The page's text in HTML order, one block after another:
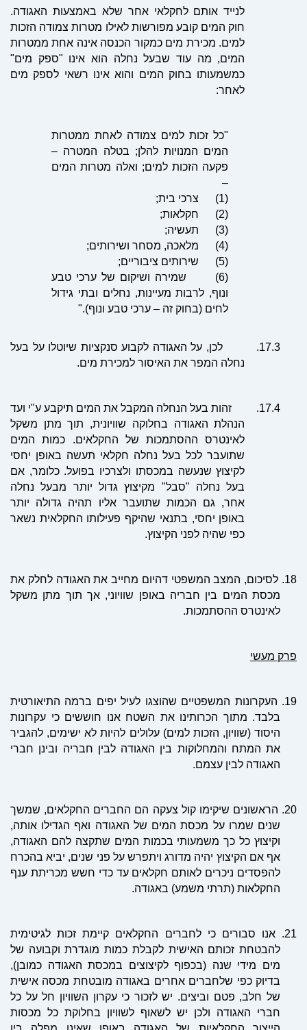
לנייד אותם לחקלאי אחר שלא באמצעות האגודה.
חוק המים קובע מפורשות לאילו מטרות צמודה הזכות
למים. מכירת מים כמקור הכנסה אינה אחת ממטרות
המים, מה עוד שבעל נחלה הוא אינו "ספק מים"
כמשמעותו בחוק המים והוא אינו רשאי לספק מים
לאחר:
"כל זכות למים צמודה לאחת ממטרות
המים המנויות להלן; בטלה המטרה –
פקעה הזכות למים; ואלה מטרות המים
–
(1)
צרכי בית;
(2)
חקלאות;
(3)
תעשיה;
(4)
מלאכה, מסחר ושירותים;
(5)
שירותים ציבוריים;
(6)
שמירה ושיקום של ערכי טבע
ונוף, לרבות מעיינות, נחלים ובתי גידול
לחים (בחוק זה – ערכי טבע ונוף)."
17.3. לכן, על האגודה לקבוע סנקציות שיוטלו על בעל
נחלה המפר את האיסור למכירת מים.
17.4.
זהות בעל הנחלה המקבל את המים תיקבע ע"י ועד
הנהלת האגודה בחלוקה שוויונית, תוך מתן משקל
לאינטרס ההסתמכות של החקלאים. כמות המים
שתועבר לכל בעל נחלה חקלאי תעשה באופן יחסי
לקיצוץ שנעשה במכסתו ולצרכיו בפועל. כלומר, אם
בעל נחלה "סבל" מקיצוץ גדול יותר מבעל נחלה
אחר, גם הכמות שתועבר אליו תהיה גדולה יותר
באופן יחסי, בתנאי שהיקף פעילותו החקלאית נשאר
כפי שהיה לפני הקיצוץ.
18. לסיכום, המצב המשפטי דהיום מחייב את האגודה לחלק את
מכסת המים בין חבריה באופן שוויוני, אך תוך מתן משקל
לאינטרס ההסתמכות.
פרק מעשי
19.
העקרונות המשפטיים שהוצגו לעיל יפים ברמה התיאורטית
בלבד. מתוך הכרותינו את השטח אנו חוששים כי עקרונות
היסוד (שוויון, הזכות למים) עלולים להיות לא ישימים, להגביר
את המתח והמחלוקות בין האגודה לבין חבריה ובינן חברי
האגודה לבין עצמם.
20.
הראשונים שיקימו קול צעקה הם החברים החקלאים, שמשך
שנים שמרו על מכסת המים של האגודה ואף הגדילו אותה,
וקיצוץ כל כך משמעותי בכמות המים שתקצה להם האגודה,
אף אם הקיצוץ יהיה מדורג ויתפרש על פני שנים, יביא בהכרח
להפסדים ניכרים לאותם חקלאים עד כדי חשש מכריתת ענף
החקלאות (תרתי משמע) באגודה.
21.
אנו סבורים כי לחברים החקלאים קיימת זכות לגיטימית
להבטחת זכותם האישית לקבלת כמות מוגדרת וקבועה של
מים מידי שנה (בכפוף לקיצוצים במכסת האגודה כמובן),
בדיוק כפי שלחברים אחרים באגודה מובטחת מכסה אישית
של חלב, פטם וביצים. יש לזכור כי עקרון השוויון חל על כל
חברי האגודה ולכן יש לשאוף לשוויון בחלוקת כל מכסות